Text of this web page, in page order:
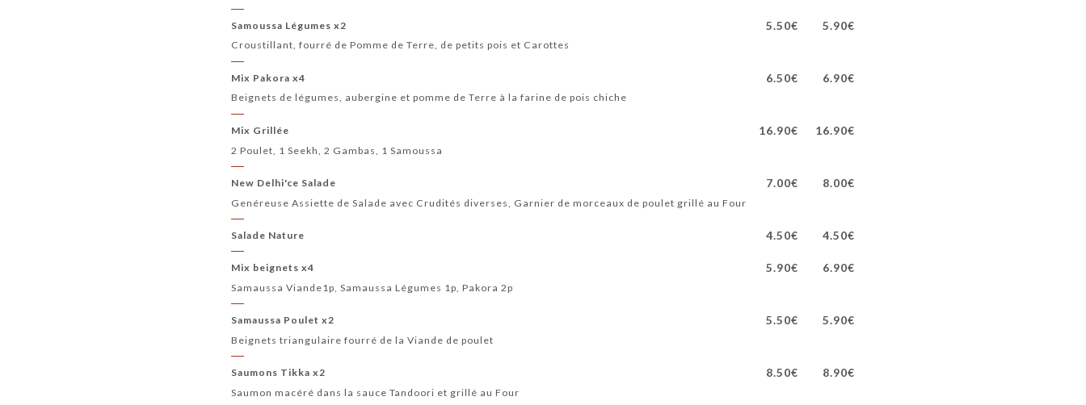
Samoussa Légumes x2 5.50€ 5.90€
Croustillant, fourré de Pomme de Terre, de petits pois et Carottes
Mix Pakora x4 6.50€ 6.90€
Beignets de légumes, aubergine et pomme de Terre à la farine de pois chiche
Mix Grillée 16.90€ 16.90€
2 Poulet, 1 Seekh, 2 Gambas, 1 Samoussa
New Delhi'ce Salade 7.00€ 8.00€
Genéreuse Assiette de Salade avec Crudités diverses, Garnier de morceaux de poulet grillé au Four
Salade Nature 4.50€ 4.50€
Mix beignets x4 5.90€ 6.90€
Samaussa Viande1p, Samaussa Légumes 1p, Pakora 2p
Samaussa Poulet x2 5.50€ 5.90€
Beignets triangulaire fourré de la Viande de poulet
Saumons Tikka x2 8.50€ 8.90€
Saumon macéré dans la sauce Tandoori et grillé au Four